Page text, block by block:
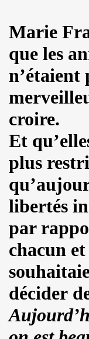
Marie
que les
n’étaient
croire.
Et
plus
libertés
par
chacun
décider
jouent
: les
Berlin"),
(piano),
Berlin"),
de JACQUES
avec
(2016) de DR
BENJAMIN
FRANCE le 7
PARIS :
FAMILY